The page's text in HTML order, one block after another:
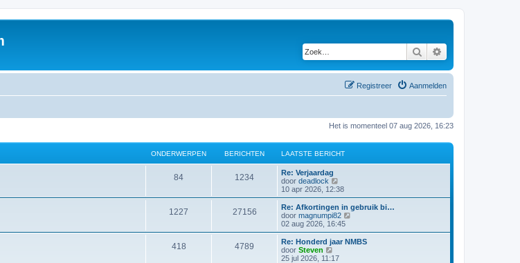
Zoek
Aanmelden
Registreer
Het is momenteel 07 aug 2026, 16:23
ONDERWERPEN BERICHTEN LAATSTE BERICHT
84 1234
Re: Verjaardag
door deadlock
e
k
j
k
a
t
10 apr 2026, 12:38
1227 27156
Re: Afkortingen in gebruik bi…
door magnumpi82
k
i
02 aug 2026, 16:45
418 4789
Re: Honderd jaar NMBS
door Steven
e
25 jul 2026, 11:17